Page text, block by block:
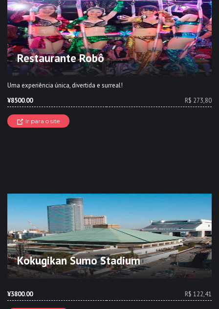
Restaurante Robô
Uma experiência única, divertida e surreal!
¥8500.00
R$ 273,80
Ir para o site
Kokugikan Sumo Stadium
¥3800.00 R$ 122,41